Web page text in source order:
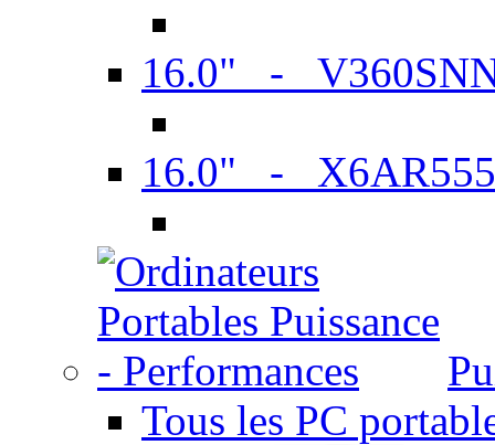
16.0" -
16.0" -
Tous les PC